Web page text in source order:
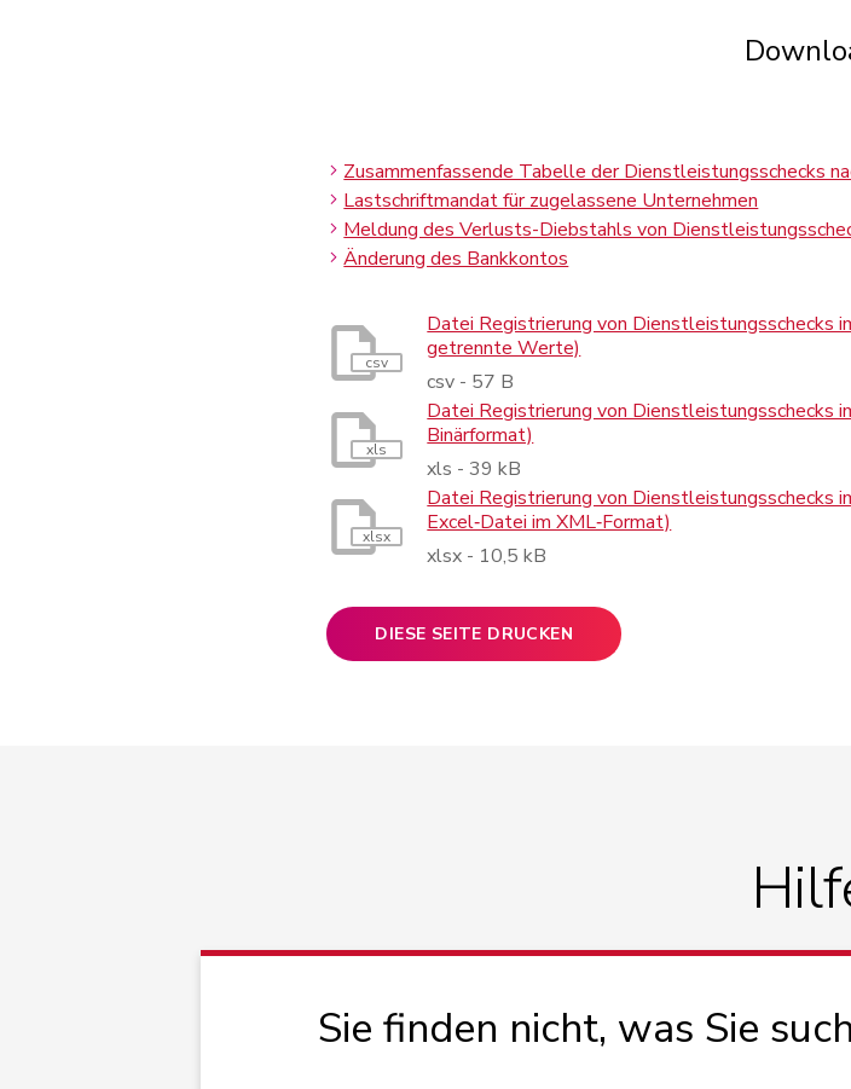
Zusammenfassende Tabelle der Dienstleistungsschecks
Lastschriftmandat für zugelassene Unternehmen
Meldung des Verlusts-Diebstahls von
Änderung des Bankkontos
csv
Datei Registrierung von Dienstleistungsschecks
getrennte Werte)
csv - 57 B
xls
Datei Registrierung von Dienstleistungsschecks
Binärformat)
xls - 39 kB
xlsx
Datei Registrierung von Dienstleistungsschecks
Excel‑Datei im XML‑Format)
xlsx - 10,5 kB
DIESE SEITE DRUCKEN
Sie finden nicht, was Sie